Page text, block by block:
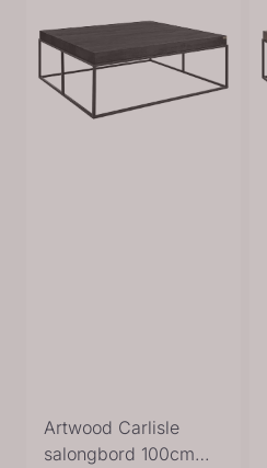
Artwood Carlisle
salongbord 100cm